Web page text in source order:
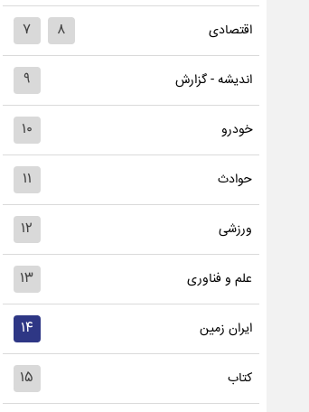
اقتصادی ۷ ۸
اندیشه - گزارش ۹
خودرو ۱۰
حوادث ۱۱
ورزشی ۱۲
علم و فناوری ۱۳
ایران زمین ۱۴
کتاب ۱۵